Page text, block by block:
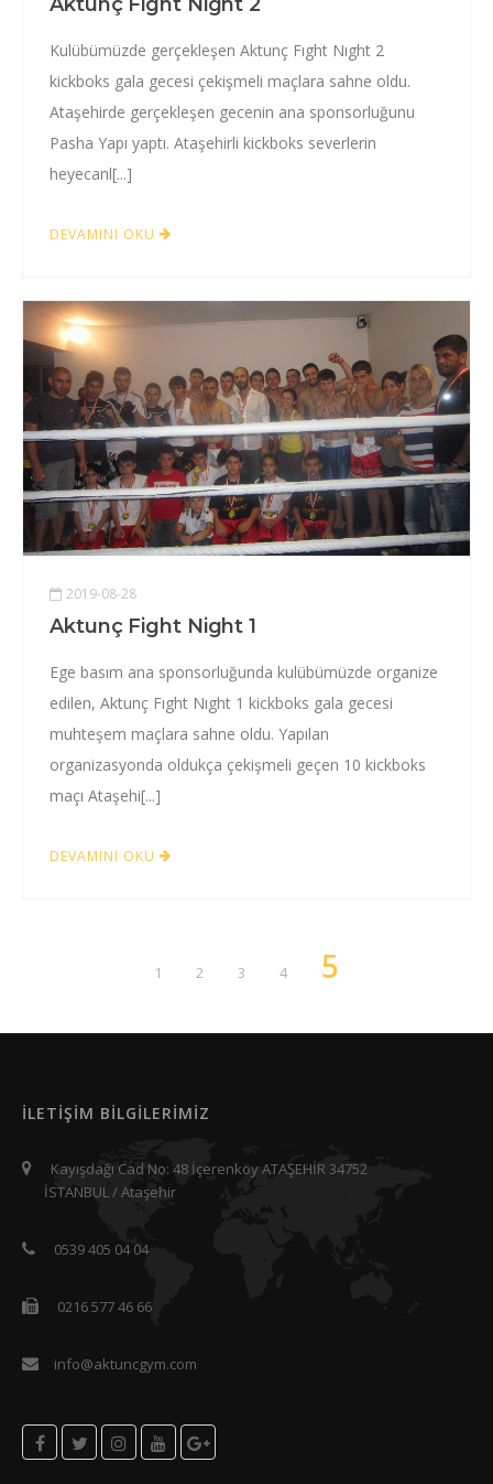
Kulübümüzde gerçekleşen Aktunç Fıght Nıght 2
kickboks gala gecesi çekişmeli maçlara sahne oldu.
Ataşehirde gerçekleşen gecenin ana sponsorluğunu
Pasha Yapı yaptı. Ataşehirli kickboks severlerin
heyecanl[...]
DEVAMINI OKU
2019-08-28
Aktunç Fight Night 1
Ege basım ana sponsorluğunda kulübümüzde organize
edilen, Aktunç Fıght Nıght 1 kickboks gala gecesi
muhteşem maçlara sahne oldu. Yapılan
organizasyonda oldukça çekişmeli geçen 10 kickboks
maçı Ataşehi[...]
DEVAMINI OKU
1 2 3 4 5
İLETİŞİM BİLGİLERİMİZ
Kayışdağı Cad No: 48 İçerenköy ATAŞEHİR 34752
İSTANBUL / Ataşehir
0539 405 04 04
0216 577 46 66
info@aktuncgym.com